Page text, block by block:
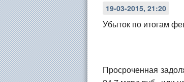
19-03-2015, 21:20
Убыток по итогам
Просроченная